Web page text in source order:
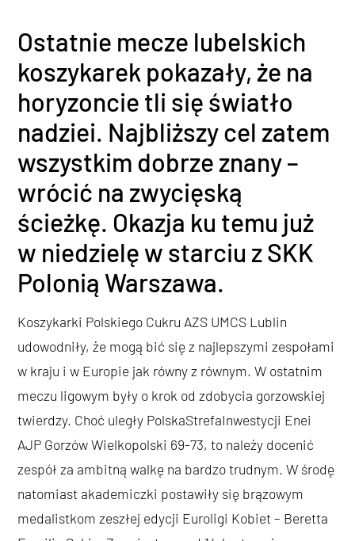
Ostatnie mecze lubelskich
koszykarek pokazały, że na
horyzoncie tli się światło
nadziei. Najbliższy cel zatem
wszystkim dobrze znany –
wrócić na zwycięską
ścieżkę. Okazja ku temu już
w niedzielę w starciu z SKK
Polonią Warszawa.
Koszykarki Polskiego Cukru AZS UMCS Lublin
udowodniły, że mogą bić się z najlepszymi zespołami
w kraju i w Europie jak równy z równym. W ostatnim
meczu ligowym były o krok od zdobycia gorzowskiej
twierdzy. Choć uległy PolskaStrefaInwestycji Enei
AJP Gorzów Wielkopolski 69-73, to należy docenić
zespół za ambitną walkę na bardzo trudnym. W środę
natomiast akademiczki postawiły się brązowym
medalistkom zeszłej edycji Euroligi Kobiet – Beretta